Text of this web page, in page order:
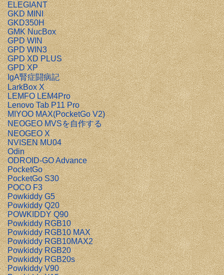
ELEGIANT
GKD MINI
GKD350H
GMK NucBox
GPD WIN
GPD WIN3
GPD XD PLUS
GPD XP
IgA腎症闘病記
LarkBox X
LEMFO LEM4Pro
Lenovo Tab P11 Pro
MIYOO MAX(PocketGo V2)
NEOGEO MVSを自作する
NEOGEO X
NVISEN MU04
Odin
ODROID-GO Advance
PocketGo
PocketGo S30
POCO F3
Powkiddy G5
Powkiddy Q20
POWKIDDY Q90
Powkiddy RGB10
Powkiddy RGB10 MAX
Powkiddy RGB10MAX2
Powkiddy RGB20
Powkiddy RGB20s
Powkiddy V90